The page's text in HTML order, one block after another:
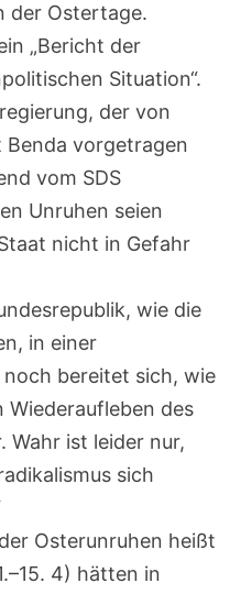
der Ostertage.
„Bericht der
Situation“.
der von
Benda vorgetragen
vom SDS
Unruhen seien
nicht in Gefahr
wie die
in einer
bereitet sich, wie
Wiederaufleben des
Wahr ist leider nur,
sich
Osterunruhen heißt
4) hätten in